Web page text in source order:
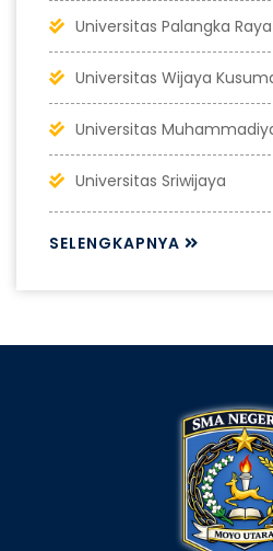
Universitas Palangka Raya
Universitas Wijaya
Universitas
Universitas Sriwijaya
SELENGKAPNYA